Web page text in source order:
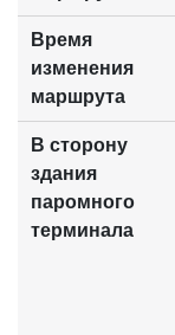
Время
изменения
маршрута
В сторону
здания
паромного
терминала